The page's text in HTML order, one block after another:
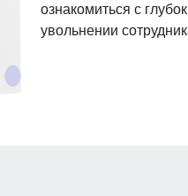
ознакомиться с
увольнении